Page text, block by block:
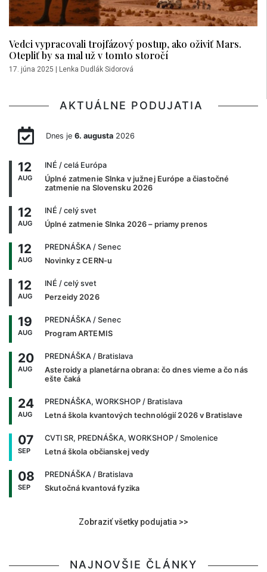
Vedci vypracovali trojfázový postup, ako oživiť Mars.
Otepliť by sa mal už v tomto storočí
17. júna 2025 | Lenka Dudlák Sidorová
AKTUÁLNE PODUJATIA
Dnes je 6. augusta2026
12
AUG
INÉ / celá Európa
Úplné zatmenie Slnka v južnej Európe a čiastočné
zatmenie na Slovensku 2026
12
AUG
INÉ / celý svet
Úplné zatmenie Slnka 2026 – priamy prenos
12
AUG
PREDNÁŠKA / Senec
Novinky z CERN-u
12
AUG
INÉ / celý svet
Perzeidy 2026
19
AUG
PREDNÁŠKA / Senec
Program ARTEMIS
20
AUG
PREDNÁŠKA / Bratislava
Asteroidy a planetárna obrana: čo dnes vieme a čo nás
ešte čaká
24
AUG
PREDNÁŠKA, WORKSHOP / Bratislava
Letná škola kvantových technológií 2026 v Bratislave
07
SEP
CVTI SR, PREDNÁŠKA, WORKSHOP / Smolenice
Letná škola občianskej vedy
08
SEP
PREDNÁŠKA / Bratislava
Skutočná kvantová fyzika
Zobraziť všetky podujatia >>
NAJNOVŠIE ČLÁNKY